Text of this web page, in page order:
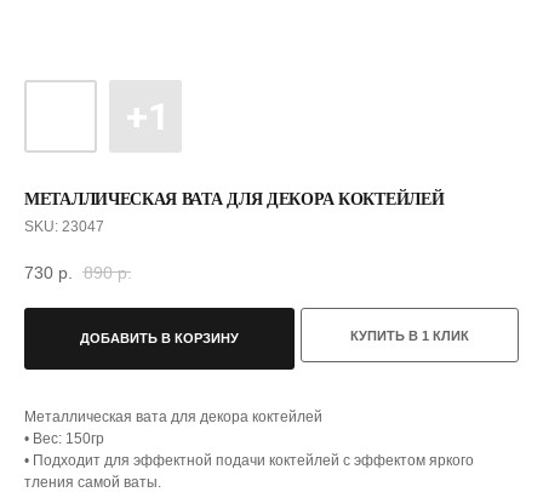
МЕТАЛЛИЧЕСКАЯ ВАТА ДЛЯ ДЕКОРА КОКТЕЙЛЕЙ
SKU: 23047
730 р. 890 р.
ДОБАВИТЬ В КОРЗИНУ КУПИТЬ В 1 КЛИК
Металлическая вата для декора коктейлей
• Вес: 150гр
• Подходит для эффектной подачи коктейлей с эффектом яркого
тления самой ваты.
С ЭТИМ ТОВАРОМ ПОКУПАЮТ